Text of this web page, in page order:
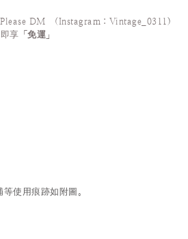
DM (Instagram：Vintage_0311 )
享「 免運 」
使用痕跡如附圖。